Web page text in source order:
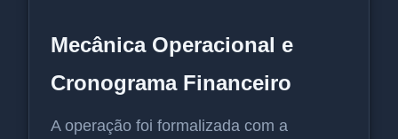
Mecânica Operacional e
Cronograma Financeiro
A operação foi formalizada com a